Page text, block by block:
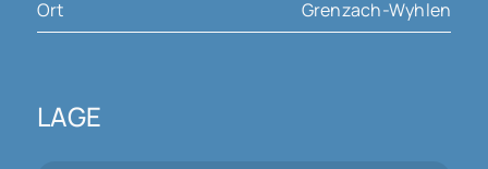
Ort
Grenzach-Wyhlen
LAGE